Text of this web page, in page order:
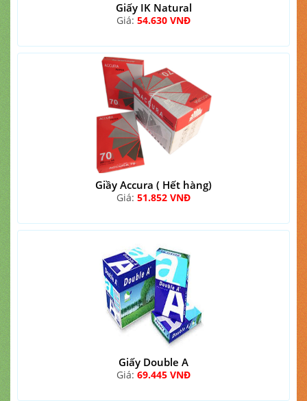
Giấy IK Natural
Giá: 54.630 VNĐ
Giầy Accura ( Hết hàng)
Giá: 51.852 VNĐ
Giấy Double A
Giá: 69.445 VNĐ